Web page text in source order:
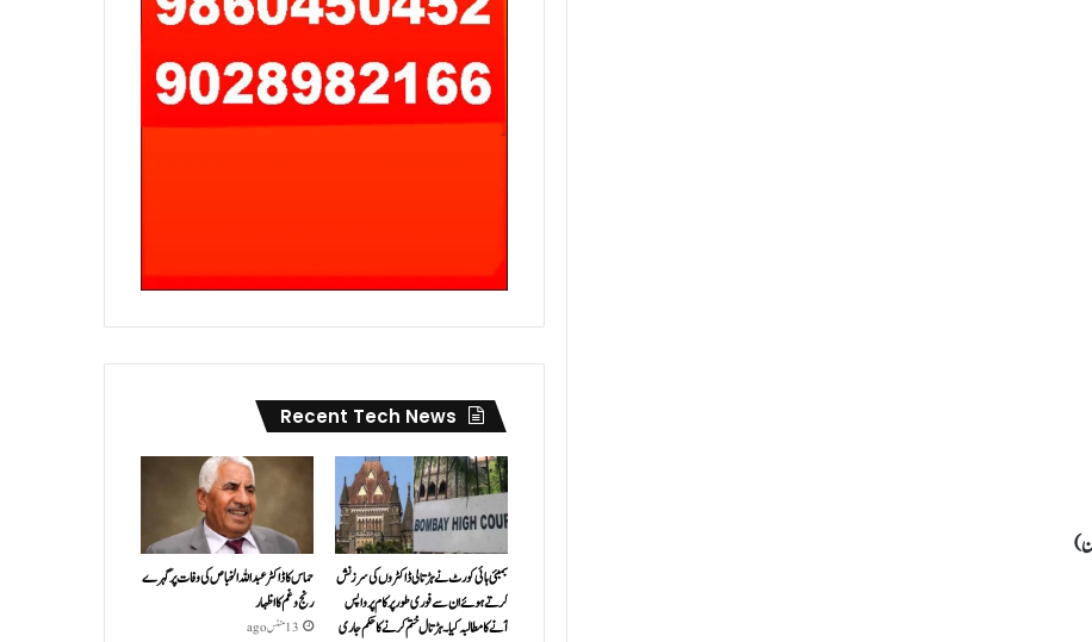
Recent Tech News
بمبئی ہائی کورٹ نے ہڑتالی ڈاکٹروں کی سرزنش
کرتے ہوئے ان سے فوری طور پر کام پر واپس
آنے کا مطالبہ کیا۔ہڑتال ختم کرنے کا حکم جاری
حماس کا ڈاکٹر عبداللہ الخباص کی وفات پر گہرے
رنج وغم کااظہار
13 منٹس ago